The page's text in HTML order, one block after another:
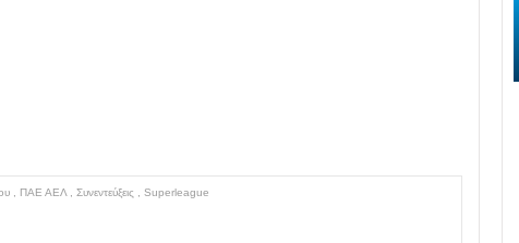
, ΠΑΕ ΑΕΛ , Συνεντεύξεις , Superleague